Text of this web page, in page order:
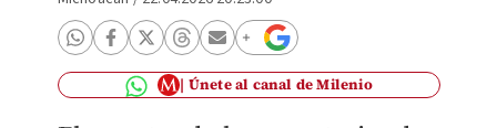
Únete al canal de Milenio